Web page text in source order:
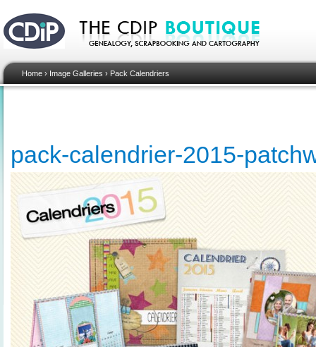
Home › Image Galleries › Pack Calendriers
pack-calendrier-2015-